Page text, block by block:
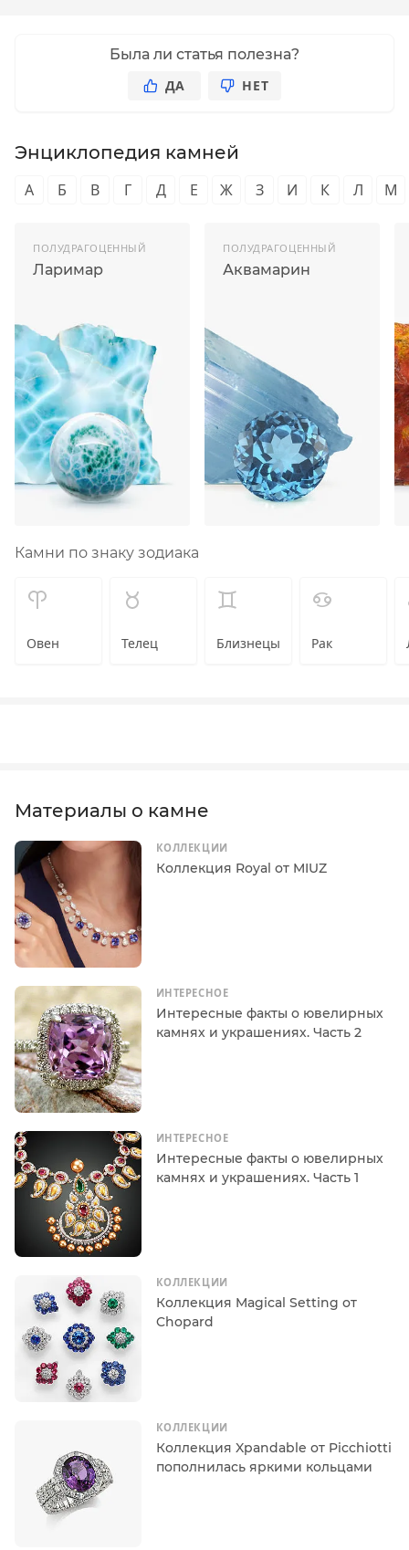
Была ли статья полезна?
ДА
НЕТ
Энциклопедия камней
А Б В Г Д Е Ж З И К Л М
ПОЛУДРАГОЦЕННЫЙ
Ларимар
ПОЛУДРАГОЦЕННЫЙ
Аквамарин
Камни по знаку зодиака
Овен Телец Близнецы Рак
Материалы о камне
КОЛЛЕКЦИИ
Коллекция Royal от MIUZ
ИНТЕРЕСНОЕ
Интересные факты о ювелирных
камнях и украшениях. Часть 2
ИНТЕРЕСНОЕ
Интересные факты о ювелирных
камнях и украшениях. Часть 1
КОЛЛЕКЦИИ
Коллекция Magical Setting от
Chopard
КОЛЛЕКЦИИ
Коллекция Xpandable от Picchiotti
пополнилась яркими кольцами